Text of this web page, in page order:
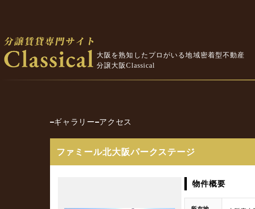
大阪を熟知したプロがいる地域密着型不動産
分譲大阪Classical
ギャラリー アクセス
ファミール北大阪パークステージ
物件概要